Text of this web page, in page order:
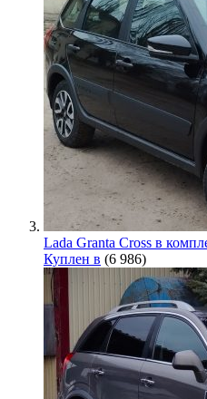
Lada Granta Cross в
Куплен в (6 986)